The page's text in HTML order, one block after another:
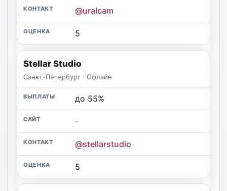
@uralcam
5
Stellar Studio
Санкт-Петербург · Офлайн
до 55%
-
@stellarstudio
5